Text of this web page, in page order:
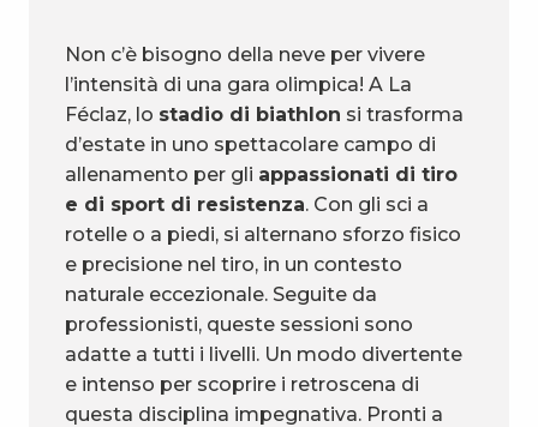
Non c’è bisogno della neve per vivere
l’intensità di una gara olimpica! A La
Féclaz, lo stadio di biathlon si trasforma
d’estate in uno spettacolare campo di
allenamento per gli appassionati di tiro
e di sport di resistenza. Con gli sci a
rotelle o a piedi, si alternano sforzo fisico
e precisione nel tiro, in un contesto
naturale eccezionale. Seguite da
professionisti, queste sessioni sono
adatte a tutti i livelli. Un modo divertente
e intenso per scoprire i retroscena di
questa disciplina impegnativa. Pronti a